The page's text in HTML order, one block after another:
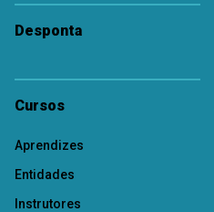
Desponta
Cursos
Aprendizes
Entidades
Instrutores